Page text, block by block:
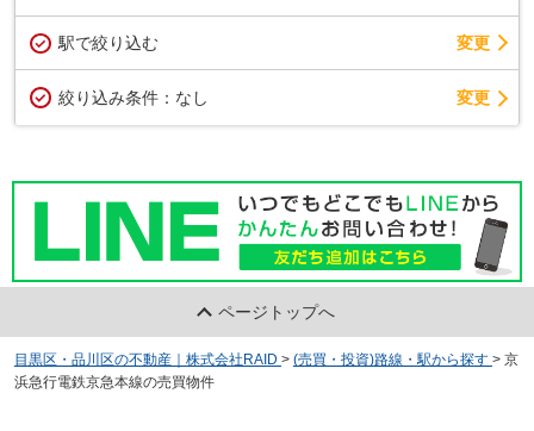
駅で絞り込む 変更
絞り込み条件： なし 変更
ページトップへ
目黒区・品川区の不動産｜株式会社RAID > (売買・投資)路線・駅から探す > 京
浜急行電鉄京急本線の売買物件